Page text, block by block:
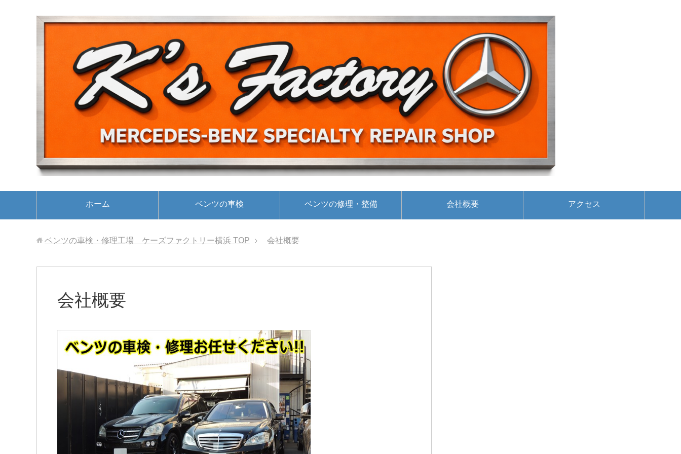
ホーム ベンツの車検 ベンツの修理・整備 会社概要 アクセス
ベンツの車検・修理工場 ケーズファクトリー横浜 TOP 会社概要
会社概要